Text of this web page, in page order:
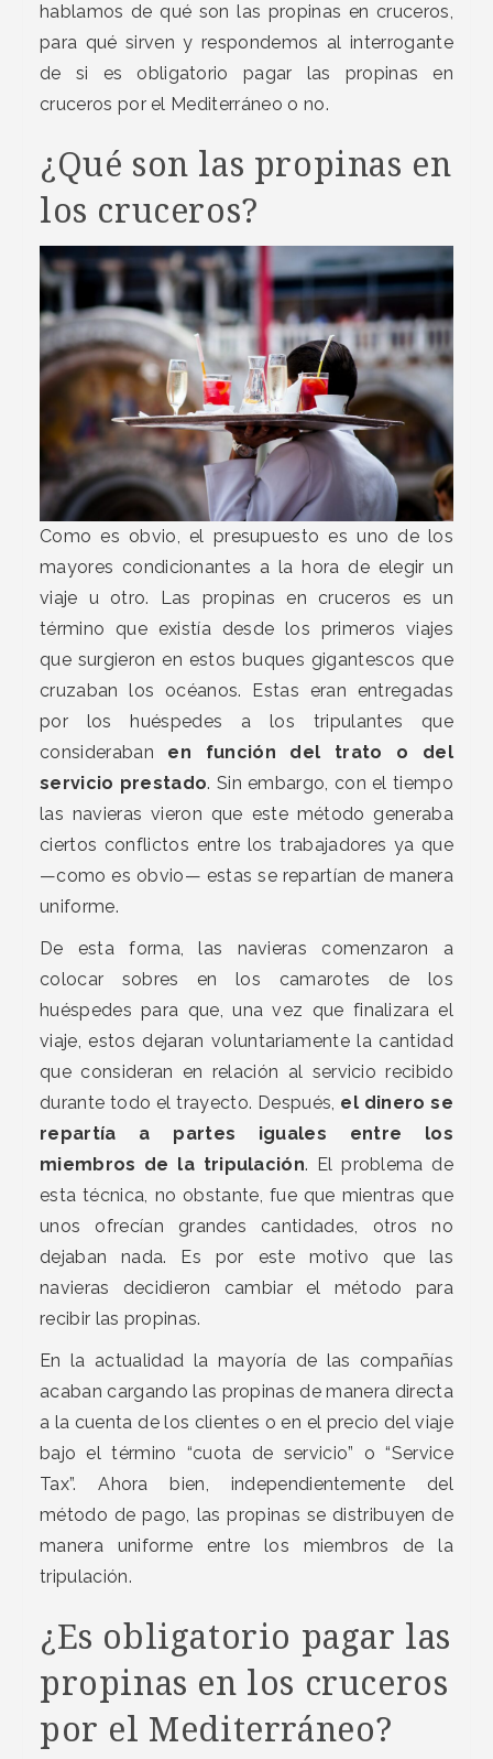
hablamos de qué son las propinas en cruceros,
para qué sirven y respondemos al interrogante
de si es obligatorio pagar las propinas en
cruceros por el Mediterráneo o no.
¿Qué son las propinas en
los cruceros?
Como es obvio, el presupuesto es uno de los
mayores condicionantes a la hora de elegir un
viaje u otro. Las propinas en cruceros es un
término que existía desde los primeros viajes
que surgieron en estos buques gigantescos que
cruzaban los océanos. Estas eran entregadas
por los huéspedes a los tripulantes que
consideraban en función del trato o del
servicio prestado. Sin embargo, con el tiempo
las navieras vieron que este método generaba
ciertos conflictos entre los trabajadores ya que
—como es obvio— estas se repartían de manera
uniforme.
De esta forma, las navieras comenzaron a
colocar sobres en los camarotes de los
huéspedes para que, una vez que finalizara el
viaje, estos dejaran voluntariamente la cantidad
que consideran en relación al servicio recibido
durante todo el trayecto. Después, el dinero se
repartía a partes iguales entre los
miembros de la tripulación. El problema de
esta técnica, no obstante, fue que mientras que
unos ofrecían grandes cantidades, otros no
dejaban nada. Es por este motivo que las
navieras decidieron cambiar el método para
recibir las propinas.
En la actualidad la mayoría de las compañías
acaban cargando las propinas de manera directa
a la cuenta de los clientes o en el precio del viaje
bajo el término “cuota de servicio” o “Service
Tax”. Ahora bien, independientemente del
método de pago, las propinas se distribuyen de
manera uniforme entre los miembros de la
tripulación.
¿Es obligatorio pagar las
propinas en los cruceros
por el Mediterráneo?